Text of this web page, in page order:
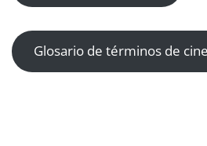
Glosario de términos de